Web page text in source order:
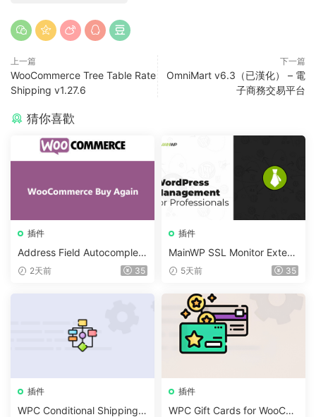
上一篇
WooCommerce Tree Table Rate
Shipping v1.27.6
下一篇
OmniMart v6.3（已漢化） – 電
子商務交易平台
猜你喜歡
插件
Address Field Autocomplete
For WooCommerce v1.3.2
2天前 35
插件
MainWP SSL Monitor Extens
ion v5.2
5天前 35
插件
WPC Conditional Shipping &
插件
WPC Gift Cards for WooCo